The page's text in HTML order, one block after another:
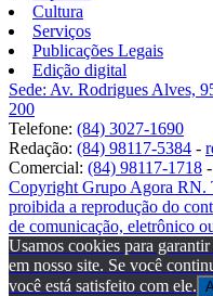
Cultura
Serviços
Publicações Legais
Edição digital
Sede: Av. Rodrigues Alves,
200
Telefone: (84) 3027-1690
Redação: (84) 98117-5384 -
Comercial: (84) 98117-1718 -
Copyright Grupo Agora RN.
proibida a reprodução do
de comunicação, eletrônico
Usamos cookies para
em nosso site. Se você
você está satisfeito com ele.